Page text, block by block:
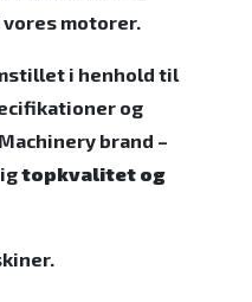
motorer.
i henhold til
og
brand –
topkvalitet og